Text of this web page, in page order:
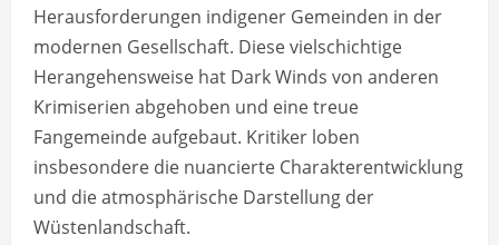
Herausforderungen indigener Gemeinden in der
modernen Gesellschaft. Diese vielschichtige
Herangehensweise hat Dark Winds von anderen
Krimiserien abgehoben und eine treue
Fangemeinde aufgebaut. Kritiker loben
insbesondere die nuancierte Charakterentwicklung
und die atmosphärische Darstellung der
Wüstenlandschaft.